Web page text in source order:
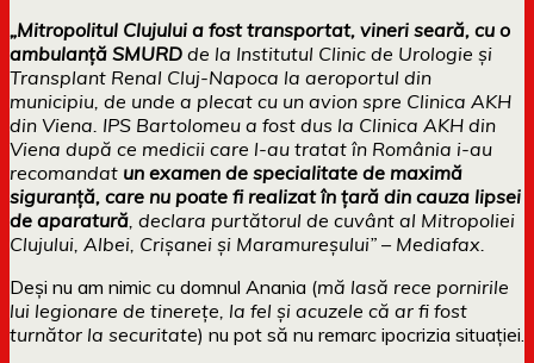
„Mitropolitul Clujului a fost transportat, vineri seară, cu o
ambulanţă SMURD de la Institutul Clinic de Urologie şi
Transplant Renal Cluj-Napoca la aeroportul din
municipiu, de unde a plecat cu un avion spre Clinica AKH
din Viena. IPS Bartolomeu a fost dus la Clinica AKH din
Viena după ce medicii care l-au tratat în România i-au
recomandat un examen de specialitate de maximă
siguranţă, care nu poate fi realizat în ţară din cauza lipsei
de aparatură , declara purtătorul de cuvânt al Mitropoliei
Clujului, Albei, Crişanei şi Maramureşului” – Mediafax.
Deși nu am nimic cu domnul Anania (mă lasă rece pornirile
lui legionare de tinerețe, la fel și acuzele că ar fi fost
turnător la securitate) nu pot să nu remarc ipocrizia situației.